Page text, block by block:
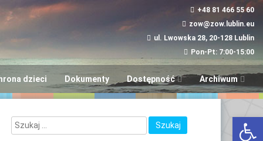
+48 81 466 55 60
zow@zow.lublin.eu
ul. Lwowska 28, 20-128 Lublin
Pon-Pt: 7:00-15:00
dzieci Dokumenty Dostępność
dostępności
Archiwum
LUBinclusiON